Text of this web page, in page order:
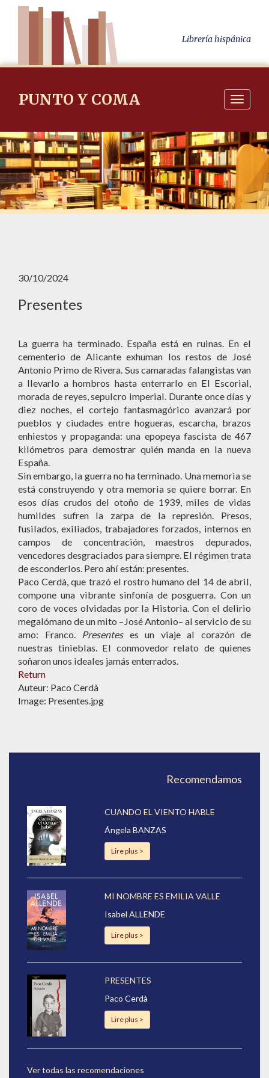
Librería hispánica
PUNTO Y COMA
30/10/2024
Presentes
La guerra ha terminado. España está en ruinas. En el
cementerio de Alicante exhuman los restos de José
Antonio Primo de Rivera. Sus camaradas falangistas van
a llevarlo a hombros hasta enterrarlo en El Escorial,
morada de reyes, sepulcro imperial. Durante once días y
diez noches, el cortejo fantasmagórico avanzará por
pueblos y ciudades entre hogueras, escarcha, brazos
enhiestos y propaganda: una epopeya fascista de 467
kilómetros para demostrar quién manda en la nueva
España.
Sin embargo, la guerra no ha terminado. Una memoria se
está construyendo y otra memoria se quiere borrar. En
esos días crudos del otoño de 1939, miles de vidas
humildes sufren la zarpa de la represión. Presos,
fusilados, exiliados, trabajadores forzados, internos en
campos de concentración, maestros depurados,
vencedores desgraciados para siempre. El régimen trata
de esconderlos. Pero ahí están: presentes.
Paco Cerdà, que trazó el rostro humano del 14 de abril,
compone una vibrante sinfonía de posguerra. Con un
coro de voces olvidadas por la Historia. Con el delirio
megalómano de un mito –José Antonio– al servicio de su
amo: Franco.
Presenteses un viaje al corazón de
nuestras tinieblas. El conmovedor relato de quienes
soñaron unos ideales jamás enterrados.
Return
Auteur: Paco Cerdà
Image: Presentes.jpg
Recomendamos
CUANDO EL VIENTO HABLE
Ángela BANZAS
Lire plus >
MI NOMBRE ES EMILIA VALLE
Isabel ALLENDE
Lire plus >
PRESENTES
Paco Cerdà
Lire plus >
Ver todas las recomendaciones